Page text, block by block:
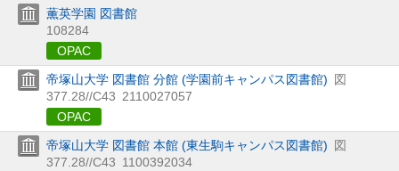
薫英学園 図書館
108284
OPAC
帝塚山大学 図書館 分館 (学園前キャンパス図書館) 図
377.28//C43 2110027057
OPAC
帝塚山大学 図書館 本館 (東生駒キャンパス図書館) 図
377.28//C43 1100392034